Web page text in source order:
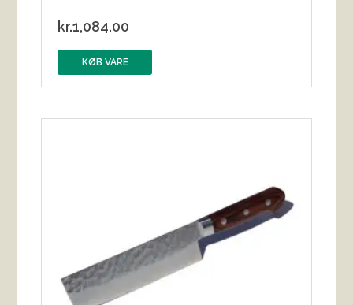
kr.1,084.00
KØB VARE